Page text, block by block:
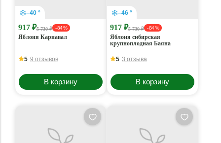
–40 °
917 ₽5 730 ₽ - 84 %
Яблоня Карнавал
5 9 отзывов
В корзину
–46 °
917 ₽5 730 ₽ - 84 %
Яблоня сибирская
крупноплодная Баяна
5 3 отзыва
В корзину